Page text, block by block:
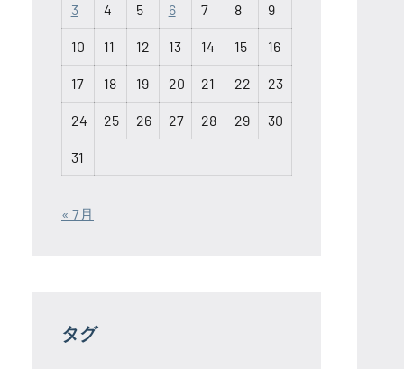
3 4 5 6 7 8 9
10 11 12 13 14 15 16
17 18 19 20 21 22 23
24 25 26 27 28 29 30
31
« 7月
タグ